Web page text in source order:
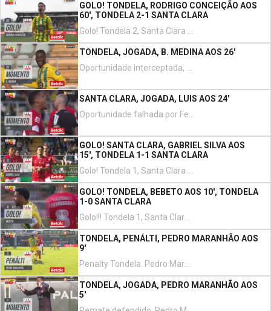
GOLO! TONDELA, RODRIGO CONCEIÇÃO AOS
60', TONDELA 2-1 SANTA CLARA
Golo! Tondela 2, Santa Clara 1. Rodrigo Conceição remate com o pé direito do lado esquerdo da área depois de um contra ataque.
TONDELA, JOGADA, B. MEDINA AOS 26'
Oportunidade interceptada, Brayan Medina de cabeça no coração da área. Assistência de Juanse com um cruzamento para a área.
SANTA CLARA, JOGADA, LUIS AOS 24'
Oportunidade falhada por Fernando remate com o pé direito do lado direito da área. Assistência de Gabriel Silva.
GOLO! SANTA CLARA, GABRIEL SILVA AOS
15', TONDELA 1-1 SANTA CLARA
Golo! Tondela 1, Santa Clara 1. Gabriel Silva remate com o pé esquerdo de fora da área.
GOLO! TONDELA, BEBETO AOS 10', TONDELA
1-0 SANTA CLARA
Golo!!! Tondela 1, Santa Clara 0. Bebeto transforma o penalty, remate com o pé direito.
TONDELA, PENÁLTI, PEDRO MARANHÃO AOS
9'
Penalty Tondela. Pedro Maranhão sofreu falta na área.
TONDELA, JOGADA, PEDRO MARANHÃO AOS
5'